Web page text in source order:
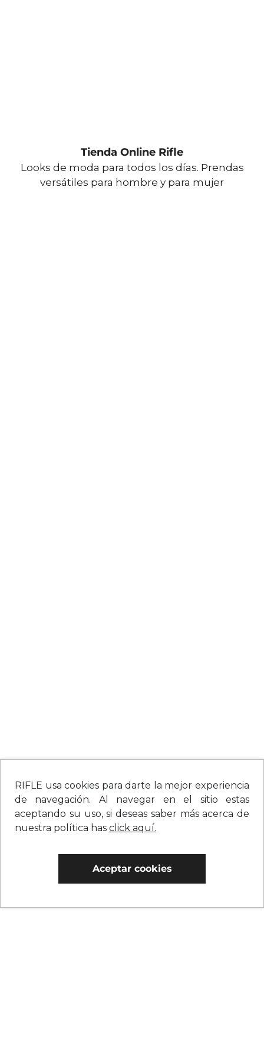
RIFLE usa cookies para darte la mejor experiencia
de navegación. Al navegar en el sitio estas
aceptando su uso, si deseas saber más acerca de
nuestra política has click aquí.
Aceptar cookies
Tienda Online Rifle
Looks de moda para todos los días. Prendas
versátiles para hombre y para mujer